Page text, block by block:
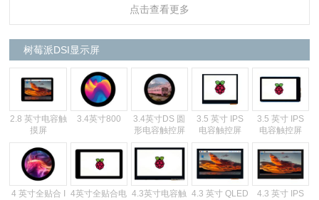
点击查看更多
树莓派DSI显示屏
2.8 英寸电容触
摸屏
3.4英寸800
3.4英寸DS 圆
形电容触控屏
3.5 英寸 IPS
电容触控屏
3.5 英寸 IPS
电容触控屏
4 英寸全贴合 I
4英寸全贴合电 4.3英寸电容触 4.3 英寸 QLED
4.3 英寸 IPS